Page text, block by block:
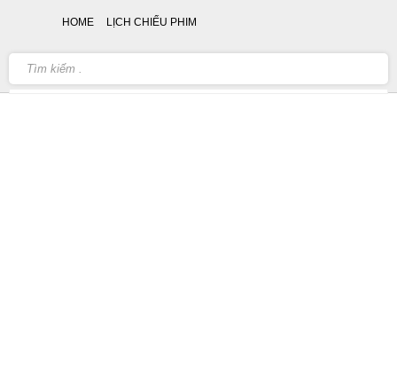
HOME LỊCH CHIẾU PHIM